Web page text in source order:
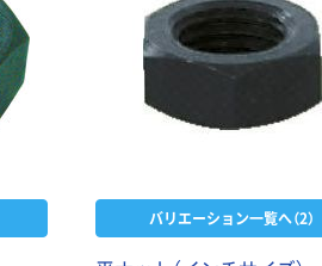
バリエーション一覧へ（2）